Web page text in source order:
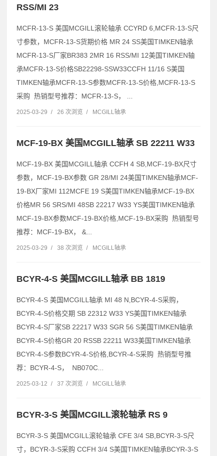
RSS/MI 23
MCFR-13-S 美国MCGILL滚轮轴承 CCYRD 6,MCFR-13-S尺
寸参数，MCFR-13-S货期价格 MR 24 SS美国TIMKEN轴承
MCFR-13-S厂家BR383 2MR 16 RSS/MI 12美国TIMKEN轴
承MCFR-13-S价格SB22298-SSW33CCFH 11/16 S美国
TIMKEN轴承MCFR-13-S参数MCFR-13-S价格,MCFR-13-S
采购 热销型号推荐：MCFR-13-S， ...
2025-03-29 / 26 次浏览 / MCGILL轴承
MCF-19-BX 美国MCGILL轴承 SB 22211 W33
MCF-19-BX 美国MCGILL轴承 CCFH 4 SB,MCF-19-BX尺寸
参数，MCF-19-BX参数 GR 28/MI 24美国TIMKEN轴承MCF-
19-BX厂家MI 112MCFE 19 S美国TIMKEN轴承MCF-19-BX
价格MR 56 SRS/MI 48SB 22217 W33 YS美国TIMKEN轴承
MCF-19-BX参数MCF-19-BX价格,MCF-19-BX采购 热销型号
推荐：MCF-19-BX， &...
2025-03-29 / 38 次浏览 / MCGILL轴承
BCYR-4-S 美国MCGILL轴承 BB 1819
BCYR-4-S 美国MCGILL轴承 MI 48 N,BCYR-4-S采购，
BCYR-4-S价格交期 SB 22312 W33 YS美国TIMKEN轴承
BCYR-4-S厂家SB 22217 W33 SGR 56 S美国TIMKEN轴承
BCYR-4-S价格GR 20 RSSB 22211 W33美国TIMKEN轴承
BCYR-4-S参数BCYR-4-S价格,BCYR-4-S采购 热销型号推
荐：BCYR-4-S， NB070C...
2025-03-12 / 37 次浏览 / MCGILL轴承
BCYR-3-S 美国MCGILL滚轮轴承 RS 9
BCYR-3-S 美国MCGILL滚轮轴承 CFE 3/4 SB,BCYR-3-S尺
寸，BCYR-3-S采购 CCFH 3/4 S美国TIMKEN轴承BCYR-3-S